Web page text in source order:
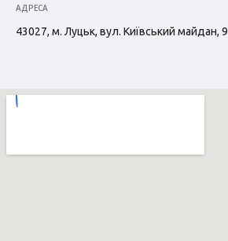
АДРЕСА
43027, м. Луцьк, вул. Київський майдан, 9